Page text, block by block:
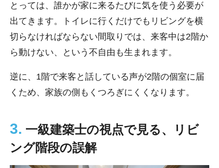
とっては、誰かが家に来るたびに気を使う必要が
出てきます。トイレに行くだけでもリビングを横
切らなければならない間取りでは、来客中は2階か
ら動けない、という不自由も生まれます。
逆に、1階で来客と話している声が2階の個室に届
くため、家族の側もくつろぎにくくなります。
3. 一級建築士の視点で見る、リビ
ング階段の誤解